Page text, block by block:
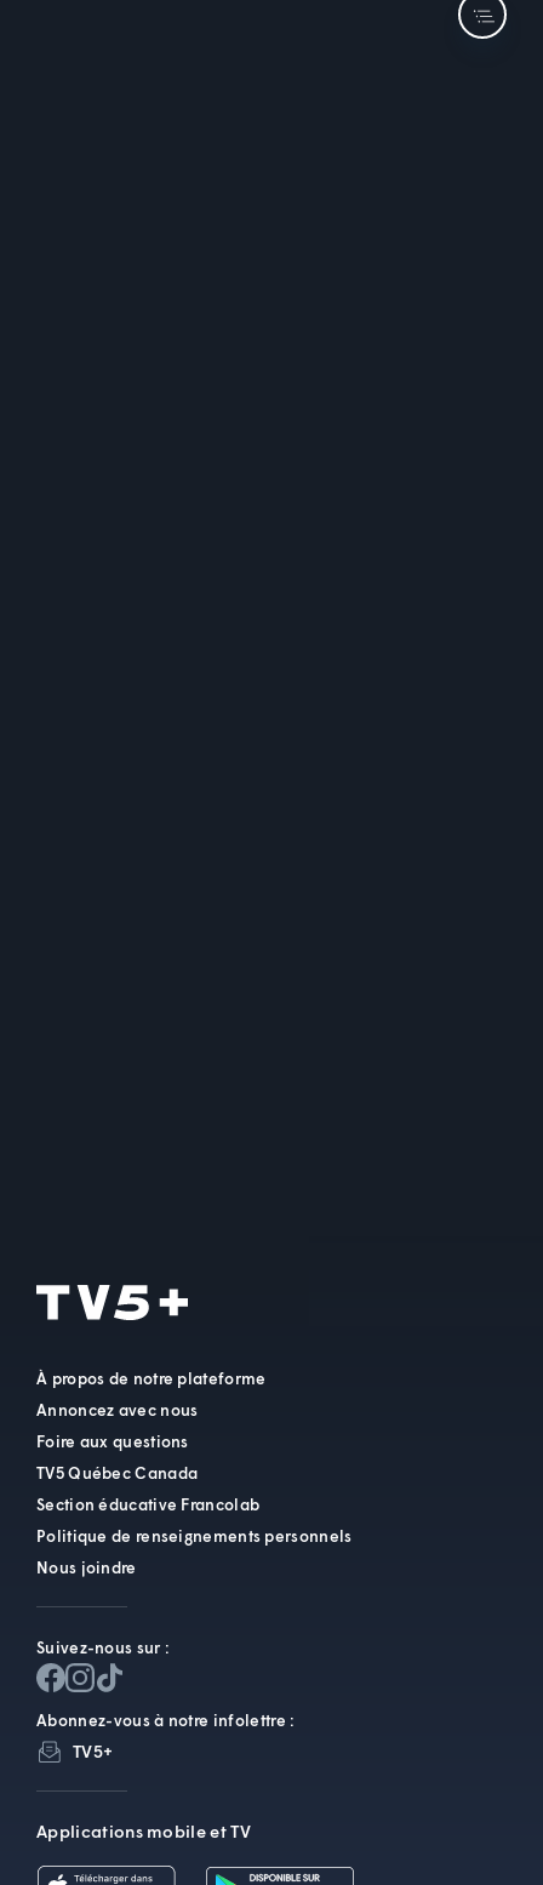
À propos de notre plateforme
Annoncez avec nous
Foire aux questions
TV5 Québec Canada
Section éducative Francolab
Politique de renseignements personnels
Nous joindre
Suivez-nous sur :
Abonnez-vous à notre infolettre :
TV5+
Applications mobile et TV